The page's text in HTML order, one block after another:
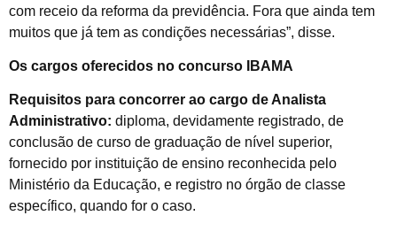
com receio da reforma da previdência. Fora que ainda tem
muitos que já tem as condições necessárias”, disse.
Os cargos oferecidos no concurso IBAMA
Requisitos para concorrer ao cargo de Analista
Administrativo: diploma, devidamente registrado, de
conclusão de curso de graduação de nível superior,
fornecido por instituição de ensino reconhecida pelo
Ministério da Educação, e registro no órgão de classe
específico, quando for o caso.